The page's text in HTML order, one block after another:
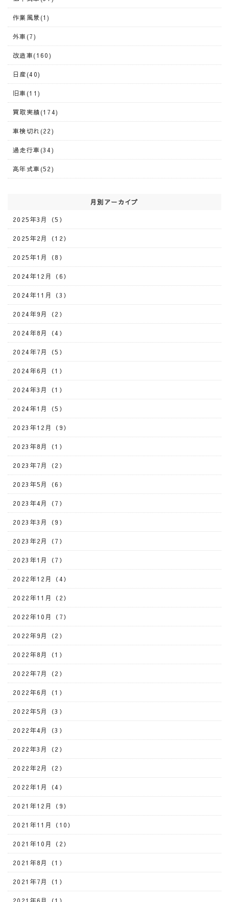
作業風景(1)
外車(7)
改造車(160)
日産(40)
旧車(11)
買取実績(174)
車検切れ(22)
過走行車(34)
高年式車(52)
月別アーカイブ
2025年3月（5）
2025年2月（12）
2025年1月（8）
2024年12月（6）
2024年11月（3）
2024年9月（2）
2024年8月（4）
2024年7月（5）
2024年6月（1）
2024年3月（1）
2024年1月（5）
2023年12月（9）
2023年8月（1）
2023年7月（2）
2023年5月（6）
2023年4月（7）
2023年3月（9）
2023年2月（7）
2023年1月（7）
2022年12月（4）
2022年11月（2）
2022年10月（7）
2022年9月（2）
2022年8月（1）
2022年7月（2）
2022年6月（1）
2022年5月（3）
2022年4月（3）
2022年3月（2）
2022年2月（2）
2022年1月（4）
2021年12月（9）
2021年11月（10）
2021年10月（2）
2021年8月（1）
2021年7月（1）